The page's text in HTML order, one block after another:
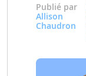
Publié par
Allison
Chaudron